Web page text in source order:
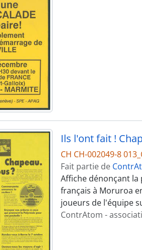
Ils l'ont fait !
CH CH-002049-8
Fait partie de
Affiche dénonçant la
français à Moruroa
joueurs de l'équipe
ContrAtom -